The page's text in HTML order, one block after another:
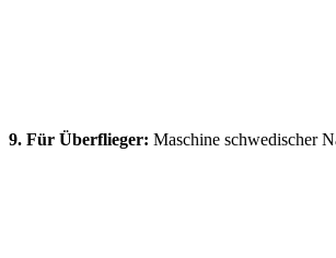
9. Für Überflieger: Maschine schwedischer